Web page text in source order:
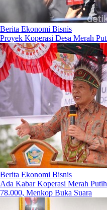
Berita Ekonomi Bisnis
Proyek Koperasi Desa Merah
Berita Ekonomi Bisnis
Ada Kabar Koperasi Merah
78.000, Menkop Buka Suara